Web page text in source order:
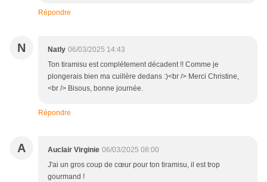
Répondre
N Natly 06/03/2025 14:43
Ton tiramisu est complétement décadent !! Comme je
plongerais bien ma cuillère dedans :)<br /> Merci Christine,
<br /> Bisous, bonne journée.
Répondre
A Auclair Virginie 06/03/2025 08:00
J'ai un gros coup de cœur pour ton tiramisu, il est trop
gourmand !